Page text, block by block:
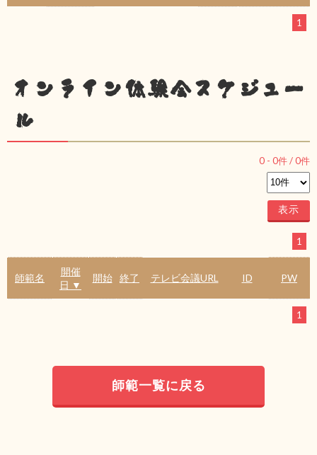
1
オンライン体験会スケジュー
ル
0 - 0件 /0件
1
師範名
開催
日 ▼
開始 終了 テレビ会議URL ID PW
1
師範一覧に戻る